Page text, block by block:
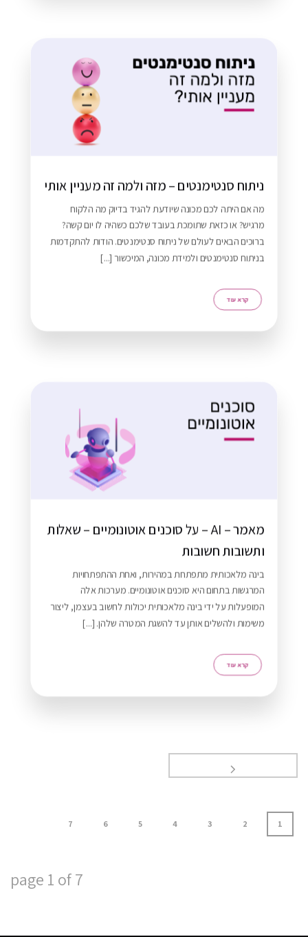
ניתוח סנטימנטים – מזה ולמה זה מעניין אותי
מה אם היתה לכם מכונה שיודעת להגיד בדיוק מה הלקוח
מרגיש? או כזאת שתומכת בעובד שלכם כשהיה לו יום קשה?
ברוכים הבאים לעולם של ניתוח סנטימנטים. הודות להתקדמות
בניתוח סנטימנטים ולמידת מכונה, המיכשור [...]
מאמר – AI – על סוכנים אוטונומיים – שאלות
ותשובות חשובות
בינה מלאכותית מתפתחת במהירות, ואחת ההתפתחויות
המרגשות בתחום היא סוכנים אוטונומיים. מערכות אלה
המופעלות על ידי בינה מלאכותית יכולות לחשוב בעצמן, ליצור
משימות ולהשלים אותן עד להשגת המטרה שלהן. [...]
1
2
3
4
5
6
7
page 1 of7